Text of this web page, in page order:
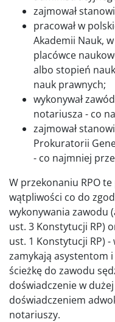
zajmował
pracował w
Akademii Nauk,
placówce
albo stopień
nauk prawnych;
wykonywał
notariusza - co
zajmował
Prokuratorii
- co najmniej
W przekonaniu RPO
wątpliwości co do
wykonywania zawodu
ust. 3 Konstytucji RP)
ust. 1 Konstytucji RP) -
zamykają asystentom
ścieżkę do zawodu
doświadczenie w
doświadczeniem
notariuszy.